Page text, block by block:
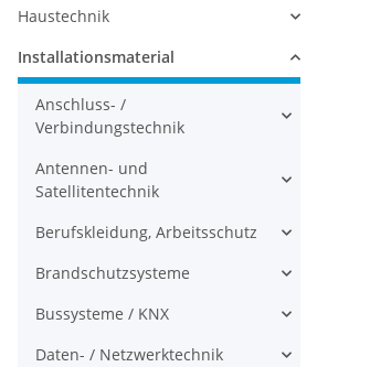
Haustechnik
Installationsmaterial
Anschluss- /
Verbindungstechnik
Antennen- und
Satellitentechnik
Berufskleidung, Arbeitsschutz
Brandschutzsysteme
Bussysteme / KNX
Daten- / Netzwerktechnik